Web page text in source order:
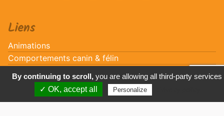
Liens
Animations
Comportements canin & félin
Education canine
Médiation animale
By continuing to scroll, you are allowing all third-party services
✓ OK, accept all
Personalize